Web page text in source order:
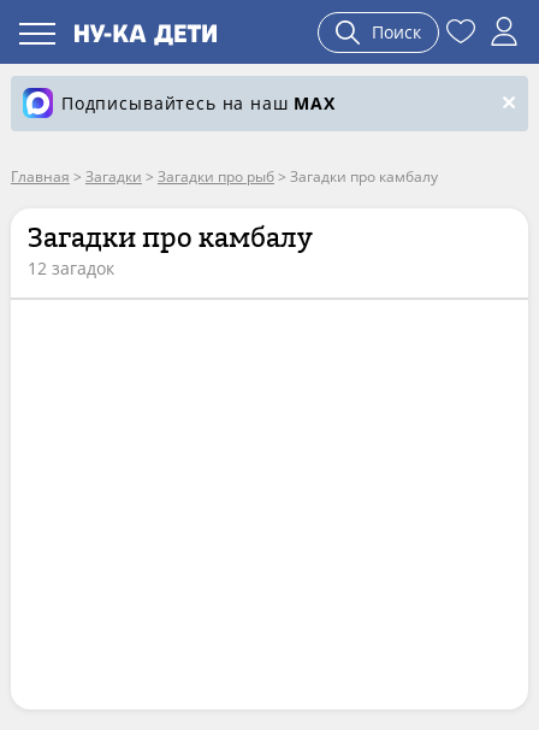
Поиск
Подписывайтесь на наш MAX
Главная > Загадки > Загадки про рыб> Загадки про камбалу
Загадки про камбалу
12 загадок